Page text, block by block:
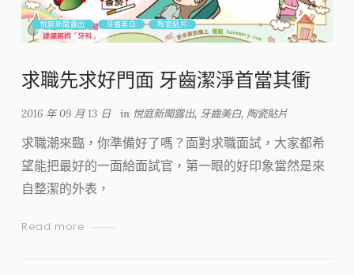
悅庭新聞露出 牙齒美白 陶瓷貼片
求職先求好門面 牙齒潔淨首當其衝
2016 年 09 月 13 日 in 悅庭新聞露出, 牙齒美白, 陶瓷貼片
求職潮來臨，你準備好了嗎？面對求職面試，大家都希
望能把最好的一面給面試官，第一眼的好印象當然是來
自整潔的外表，
Read more